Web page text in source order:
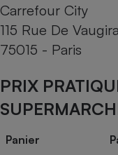
Carrefour City
115 Rue De
75015 - Paris
PRIX
Panier